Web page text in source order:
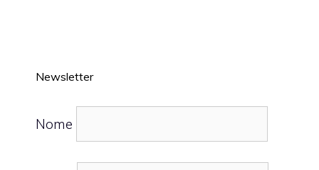
Newsletter
Nome